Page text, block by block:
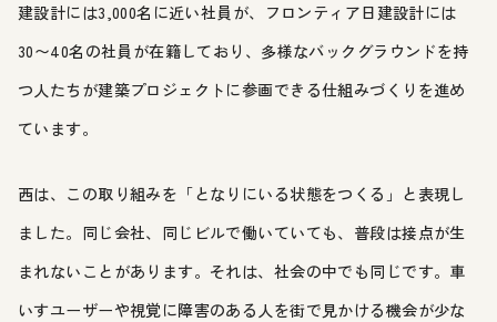
建設計には3,000名に近い社員が、フロンティア日建設計には
30〜40名の社員が在籍しており、多様なバックグラウンドを持
つ人たちが建築プロジェクトに参画できる仕組みづくりを進め
ています。
西は、この取り組みを「となりにいる状態をつくる」と表現し
ました。同じ会社、同じビルで働いていても、普段は接点が生
まれないことがあります。それは、社会の中でも同じです。車
いすユーザーや視覚に障害のある人を街で見かける機会が少な